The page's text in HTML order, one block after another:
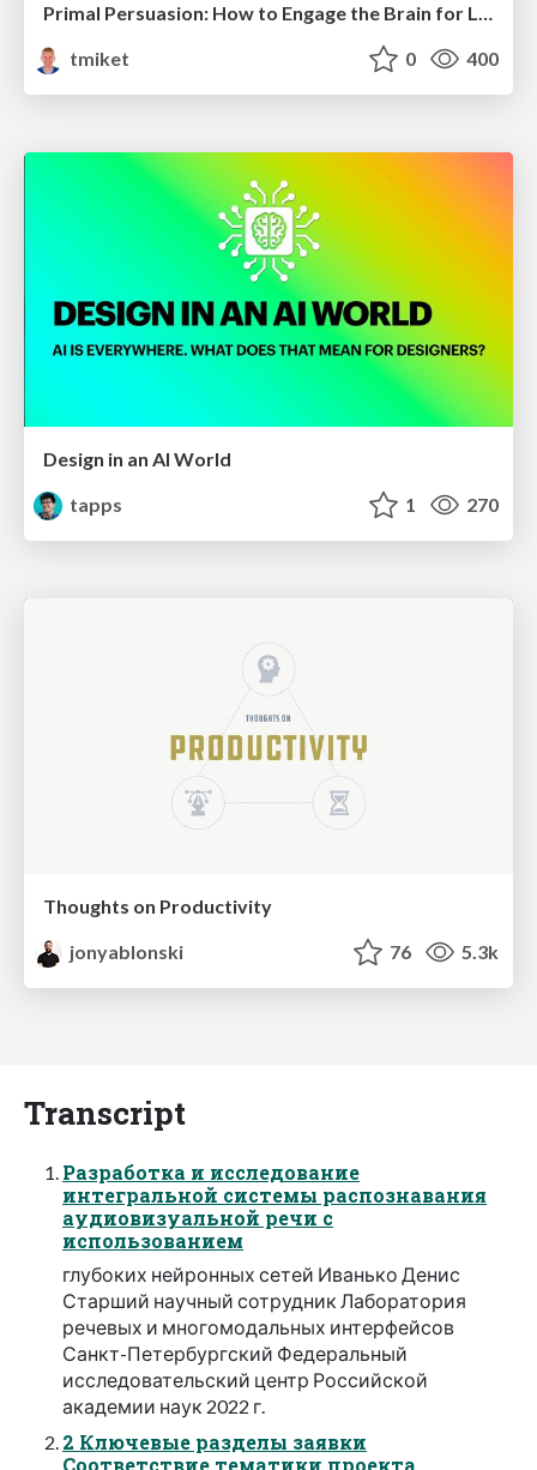
Primal Persuasion: How to Engage the Brain for Learning That Lasts
tmiket
0 400
Design in an AI World
tapps
1 270
Thoughts on Productivity
jonyablonski
76 5.3k
Transcript
Разработка и исследование
интегральной системы распознавания
аудиовизуальной речи с
использованием
глубоких нейронных сетей Иванько Денис
Старший научный сотрудник Лаборатория
речевых и многомодальных интерфейсов
Санкт-Петербургский Федеральный
исследовательский центр Российской
академии наук 2022 г.
2 Ключевые разделы заявки
Соответствие тематики проекта